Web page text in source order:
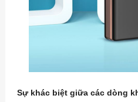
Sự khác biệt giữa các dòng